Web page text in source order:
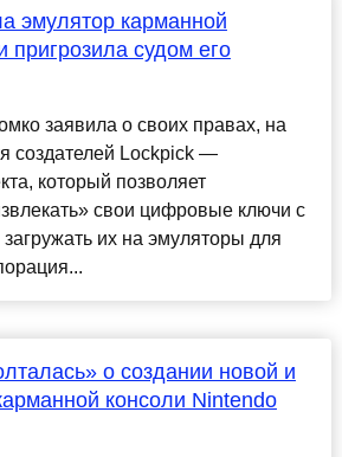
эмулятор карманной
пригрозила судом его
заявила о своих правах, на
создателей Lockpick —
который позволяет
свои цифровые ключи с
их на эмуляторы для
о создании новой и
консоли Nintendo